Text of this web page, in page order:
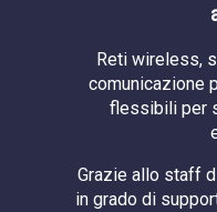
Reti wireless,
comunicazione
flessibili per
Grazie allo staff
in grado di